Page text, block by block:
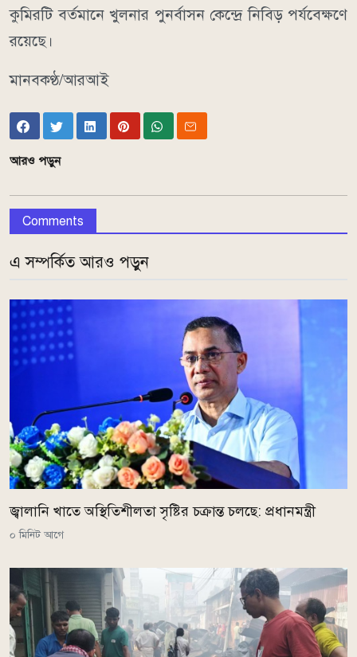
কুমিরটি বর্তমানে খুলনার পুনর্বাসন কেন্দ্রে নিবিড় পর্যবেক্ষণে
রয়েছে।
মানবকণ্ঠ/আরআই
আরও পড়ুন
Comments
এ সম্পর্কিত আরও পড়ুন
জ্বালানি খাতে অস্থিতিশীলতা সৃষ্টির চক্রান্ত চলছে: প্রধানমন্ত্রী
০ মিনিট আগে